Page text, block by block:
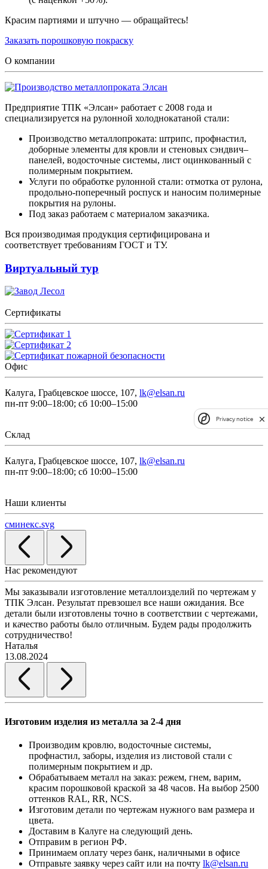
Красим партиями и штучно — обращайтесь!
Заказать порошковую покраску
О компании
Предприятие ТПК «Элсан» работает с 2008 года и
специализируется на рулонной холоднокатаной стали:
Производство металлопроката: штрипс, профнастил,
доборные элементы для кровли и стеновых сэндвич–
панелей, водосточные системы, лист оцинкованный с
полимерным покрытием.
Услуги по обработке рулонной стали: отмотка от рулона,
продольно-поперечный роспуск и наносим полимерные
покрытия на рулоны.
Под заказ работаем с материалом заказчика.
Вся производимая продукция сертифицирована и
соответствует требованиям ГОСТ и ТУ.
Виртуальный тур
Сертификаты
Офис
Калуга, Грабцевское шоссе, 107, lk@elsan.ru
пн-пт 9:00–18:00; сб 10:00–15:00
Склад
Калуга, Грабцевское шоссе, 107, lk@elsan.ru
пн-пт 9:00–18:00; сб 10:00–15:00
Наши клиенты
сминекс.svg
Нас рекомендуют
Мы заказывали изготовление металлоизделий по чертежам у
ТПК Элсан. Результат превзошел все наши ожидания. Все
детали были изготовлены точно в соответствии с чертежами,
и качество работы было отличным. Будем рады продолжить
сотрудничество!
Наталья
13.08.2024
Изготовим изделия из металла за 2-4 дня
Производим кровлю, водосточные системы,
профнастил, заборы, изделия из листовой стали с
полимерным покрытием и др.
Обрабатываем металл на заказ: режем, гнем, варим,
красим порошковой краской за 48 часов. На выбор 2500
оттенков RAL, RR, NCS.
Изготовим детали по чертежам нужного вам размера и
цвета.
Доставим в Калуге на следующий день.
Отправим в регион РФ.
Принимаем оплату через банк, наличными в офисе
Отправьте заявку через сайт или на почту lk@elsan.ru
Privacy notice